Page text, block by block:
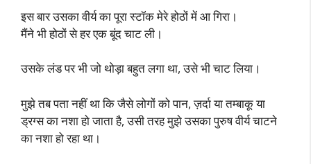
इस बार उसका वीर्य का पूरा स्टॉक मेरे होठों में आ गिरा।
मैंने भी होठों से हर एक बूंद चाट ली।
उसके लंड पर भी जो थोड़ा बहुत लगा था, उसे भी चाट लिया।
मुझे तब पता नहीं था कि जैसे लोगों को पान, ज़र्दा या तम्बाकू या
ड्रग्स का नशा हो जाता है, उसी तरह मुझे उसका पुरुष वीर्य चाटने
का नशा हो रहा था।